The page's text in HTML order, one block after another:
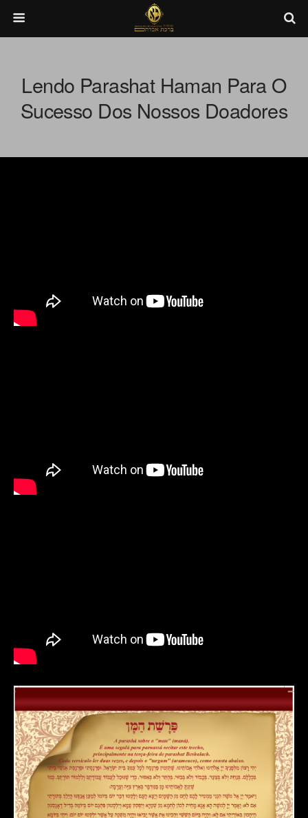
Lendo Parashat Haman Para O
Sucesso Dos Nossos Doadores